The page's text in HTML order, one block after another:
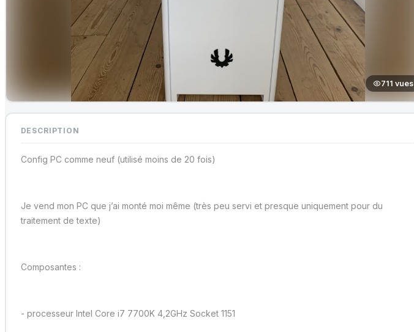
711 vues
DESCRIPTION
Config PC comme neuf (utilisé moins de 20 fois)
Je vend mon PC que j’ai monté moi même (très peu servi et presque uniquement pour du
traitement de texte)
Composantes :
- processeur Intel Core i7 7700K 4,2GHz Socket 1151